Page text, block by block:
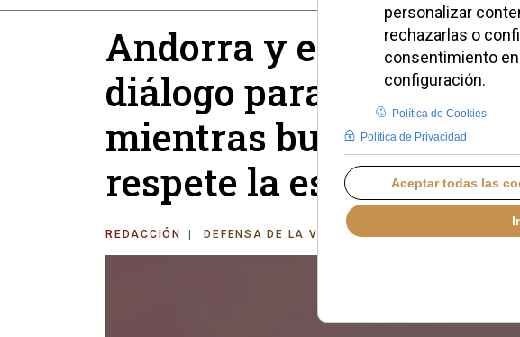
Andorra y el Vaticano
diálogo para
mientras buscan una
respete la estructura
REDACCIÓN DEFENSA DE LA VIDA LUNES, 27 OCTUBRE